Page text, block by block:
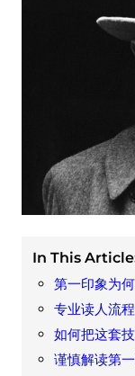
In This
第一印象为
专业读人流
如何把这套
谨慎解读第